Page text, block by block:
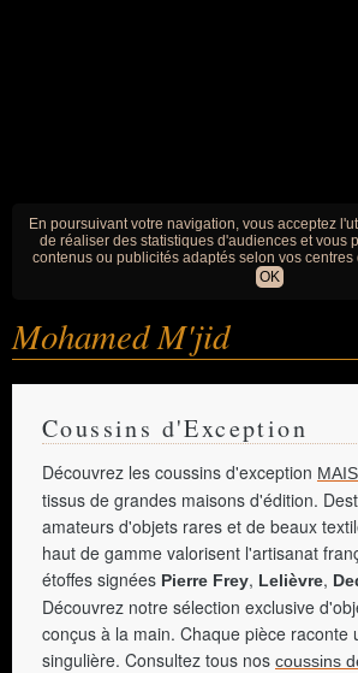
En poursuivant votre navigation, vous acceptez
de réaliser des statistiques d'audiences et vous
contenus ou publicités adaptés selon vos centres
OK
Mohamed M'jid
Coussins d'Exception
Découvrez les coussins d'exception
tissus de grandes maisons d'édition.
amateurs d'objets rares et de beaux
haut de gamme valorisent l'artisanat
étoffes signées Pierre Frey, Lelièvre,
Découvrez notre sélection exclusive
conçus à la main. Chaque pièce raconte
singulière. Consultez tous nos coussins